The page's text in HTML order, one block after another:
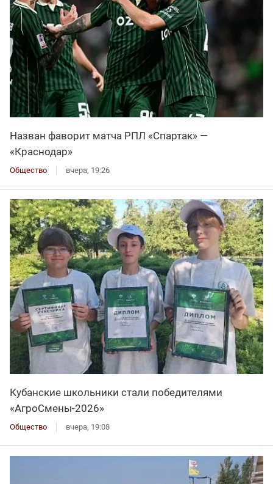
Назван фаворит матча РПЛ «Спартак» —
«Краснодар»
Общество вчера, 19:26
Кубанские школьники стали победителями
«АгроСмены-2026»
Общество вчера, 19:08